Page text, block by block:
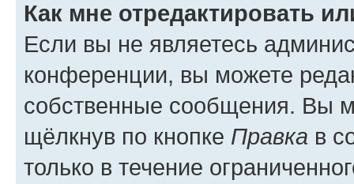
Как мне отредактировать
Если вы не являетесь
конференции, вы можете
собственные сообщения. Вы
щёлкнув по кнопке Правка в
только в течение